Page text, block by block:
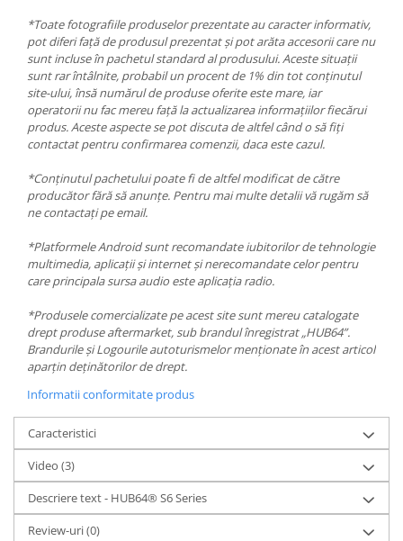
*Toate fotografiile produselor prezentate au caracter informativ,
pot diferi față de produsul prezentat și pot arăta accesorii care nu
sunt incluse în pachetul standard al produsului. Aceste situații
sunt rar întâlnite, probabil un procent de 1% din tot conținutul
site-ului, însă numărul de produse oferite este mare, iar
operatorii nu fac mereu față la actualizarea informațiilor fiecărui
produs. Aceste aspecte se pot discuta de altfel când o să fiți
contactat pentru confirmarea comenzii, daca este cazul.
*Conținutul pachetului poate fi de altfel modificat de către
producător fără să anunțe. Pentru mai multe detalii vă rugăm să
ne contactați pe email.
*Platformele Android sunt recomandate iubitorilor de tehnologie
multimedia, aplicații și internet și nerecomandate celor pentru
care principala sursa audio este aplicația radio.
*Produsele comercializate pe acest site sunt mereu catalogate
drept produse aftermarket, sub brandul înregistrat „HUB64”.
Brandurile și Logourile autoturismelor menționate în acest articol
aparțin deținătorilor de drept.
Informatii conformitate produs
Caracteristici
Video (3)
Descriere text - HUB64® S6 Series
Review-uri(0)